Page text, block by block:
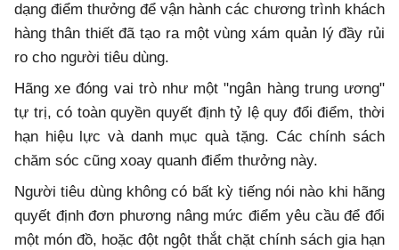
dạng điểm thưởng để vận hành các chương trình khách
hàng thân thiết đã tạo ra một vùng xám quản lý đầy rủi
ro cho người tiêu dùng.
Hãng xe đóng vai trò như một "ngân hàng trung ương"
tự trị, có toàn quyền quyết định tỷ lệ quy đổi điểm, thời
hạn hiệu lực và danh mục quà tặng. Các chính sách
chăm sóc cũng xoay quanh điểm thưởng này.
Người tiêu dùng không có bất kỳ tiếng nói nào khi hãng
quyết định đơn phương nâng mức điểm yêu cầu để đổi
một món đồ, hoặc đột ngột thắt chặt chính sách gia hạn